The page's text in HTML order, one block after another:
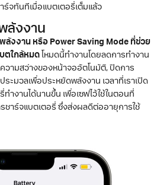
จทันทีเมื่อแบตเตอรี่เต็มแล้ว
ลังงาน
ลังงาน หรือ Power Saving Mode ที่ช่วย
ตใกล้หมด โหมดนี้ทำงานโดยลดการทำงาน
วามสว่างของหน้าจออัตโนมัติ, ปิดการ
ระมวลเพื่อประหยัดพลังงาน เวลาที่เราเปิด
ทำงานได้นานขึ้น เพื่อเซฟไว้ใช้ในตอนที่
ชาร์จแบตเตอรี่ ซึ่งส่งผลดีต่ออายุการใช้